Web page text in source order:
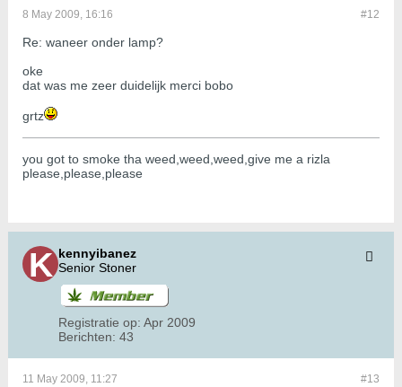
#12
8 May 2009, 16:16
Re: waneer onder lamp?
oke
dat was me zeer duidelijk merci bobo
grtz
you got to smoke tha weed,weed,weed,give me a rizla
please,please,please
kennyibanez
Senior Stoner
Registratie op: Apr 2009
Berichten: 43
#13
11 May 2009, 11:27